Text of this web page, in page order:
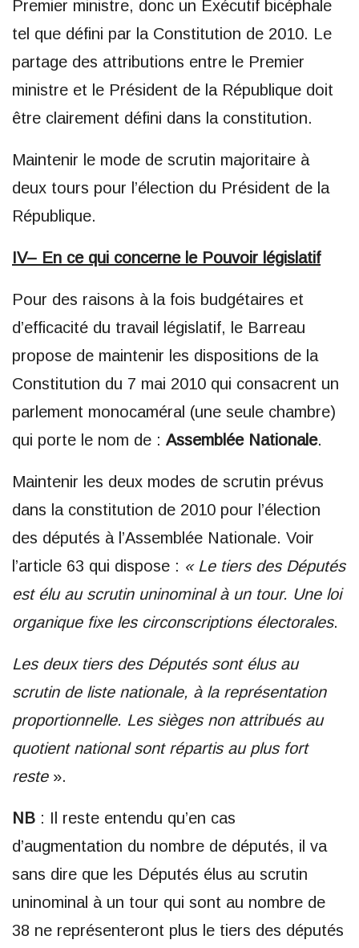
Premier ministre, donc un Exécutif bicéphale
tel que défini par la Constitution de 2010. Le
partage des attributions entre le Premier
ministre et le Président de la République doit
être clairement défini dans la constitution.
Maintenir le mode de scrutin majoritaire à
deux tours pour l’élection du Président de la
République.
IV– En ce qui concerne le Pouvoir législatif
Pour des raisons à la fois budgétaires et
d’efficacité du travail législatif, le Barreau
propose de maintenir les dispositions de la
Constitution du 7 mai 2010 qui consacrent un
parlement monocaméral (une seule chambre)
qui porte le nom de : Assemblée Nationale.
Maintenir les deux modes de scrutin prévus
dans la constitution de 2010 pour l’élection
des députés à l’Assemblée Nationale. Voir
l’article 63 qui dispose : « Le tiers des Députés
est élu au scrutin uninominal à un tour. Une loi
organique fixe les circonscriptions électorales.
Les deux tiers des Députés sont élus au
scrutin de liste nationale, à la représentation
proportionnelle. Les sièges non attribués au
quotient national sont répartis au plus fort
reste».
NB : Il reste entendu qu’en cas
d’augmentation du nombre de députés, il va
sans dire que les Députés élus au scrutin
uninominal à un tour qui sont au nombre de
38 ne représenteront plus le tiers des députés